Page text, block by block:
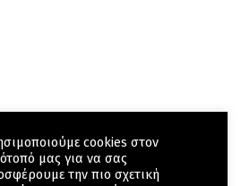
cookies στον
μας για να σας
την πιο σχετική